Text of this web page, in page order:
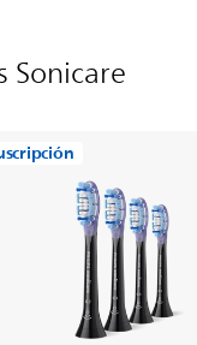
Sonicare